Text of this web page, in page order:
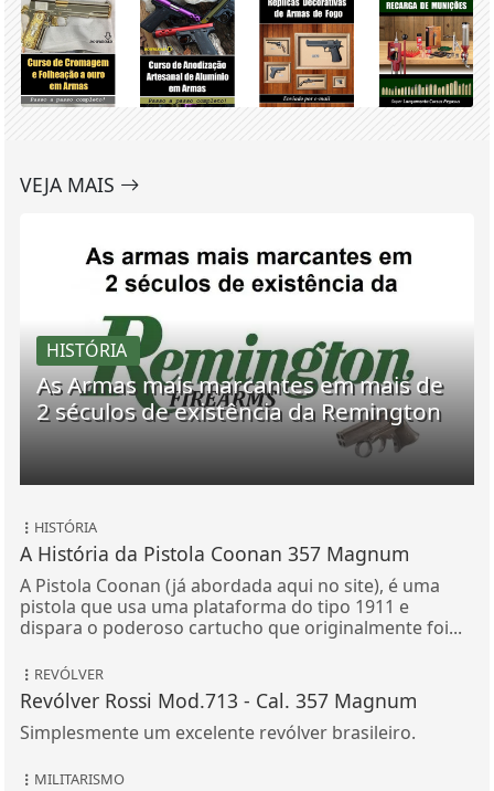
VEJA MAIS
HISTÓRIA
As Armas mais marcantes em mais de
2 séculos de existência da Remington
HISTÓRIA
A História da Pistola Coonan 357 Magnum
A Pistola Coonan (já abordada aqui no site), é uma
pistola que usa uma plataforma do tipo 1911 e
dispara o poderoso cartucho que originalmente foi...
REVÓLVER
Revólver Rossi Mod.713 - Cal. 357 Magnum
Simplesmente um excelente revólver brasileiro.
MILITARISMO